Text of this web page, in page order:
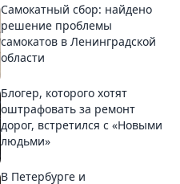
Самокатный сбор: найдено
решение проблемы
самокатов в Ленинградской
области
Блогер, которого хотят
оштрафовать за ремонт
дорог, встретился с «Новыми
людьми»
В Петербурге и